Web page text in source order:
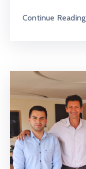
Continue Reading